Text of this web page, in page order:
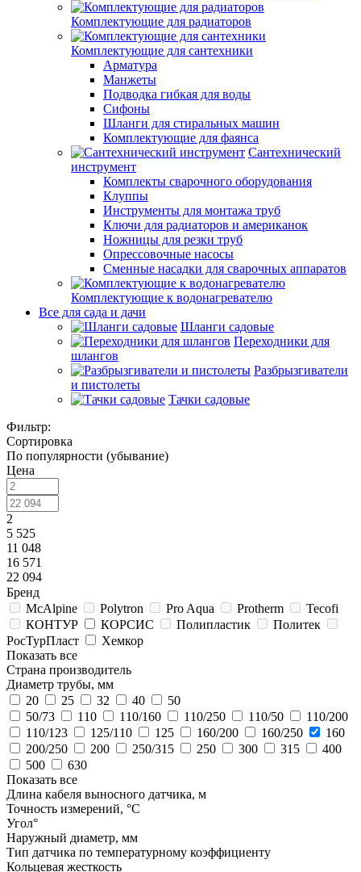
Комплектующие для радиаторов
Комплектующие для сантехники
Арматура
Манжеты
Подводка гибкая для воды
Сифоны
Шланги для стиральных машин
Комплектующие для фаянса
Сантехнический
инструмент
Комплекты сварочного оборудования
Клуппы
Инструменты для монтажа труб
Ключи для радиаторов и американок
Ножницы для резки труб
Опрессовочные насосы
Сменные насадки для сварочных аппаратов
Комплектующие к водонагревателю
Все для сада и дачи
Шланги садовые
Переходники для
шлангов
Разбрызгиватели
и пистолеты
Тачки садовые
Фильтр:
Сортировка
По популярности (убывание)
Цена
2
5 525
11 048
16 571
22 094
Бренд
McAlpine
Polytron Pro Aqua Protherm
Tecofi
КОНТУР
КОРСИС Полипластик
Политек
РосТурПласт
Хемкор
Показать все
Страна производитель
Диаметр трубы, мм
20
25 32 40
50
50/73
110 110/160 110/250 110/50
110/200
110/123
125/110 125 160/200 160/250
160
200/250
200 250/315 250 300 315
400
500
630
Показать все
Длина кабеля выносного датчика, м
Точность измерений, °C
Угол°
Наружный диаметр, мм
Тип датчика по температурному коэффициенту
Кольцевая жесткость